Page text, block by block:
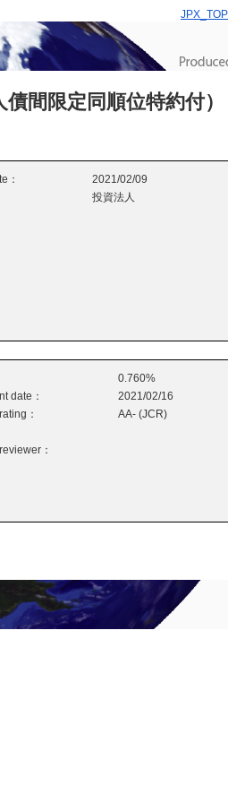
JPX_TOP
間限定同順位特約付
：
2021/02/09
投資法人
0.760%
date：
2021/02/16
： AA- (JCR)
：